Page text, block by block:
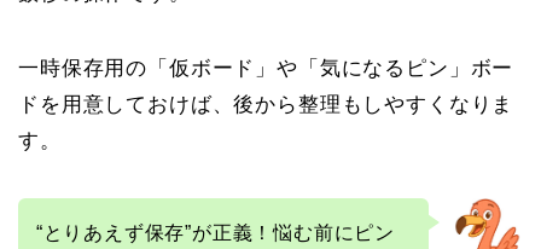
一時保存用の「仮ボード」や「気になるピン」ボー
ドを用意しておけば、後から整理もしやすくなりま
す。
“とりあえず保存”が正義！悩む前にピン